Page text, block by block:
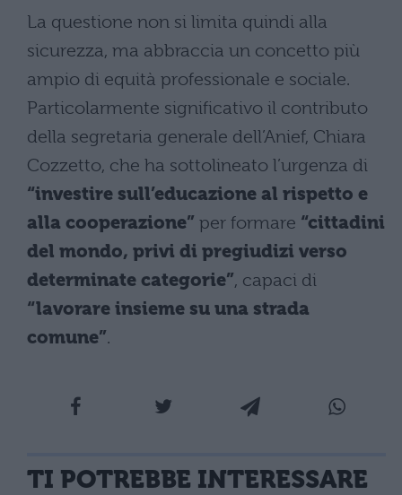
La questione non si limita quindi alla
sicurezza, ma abbraccia un concetto più
ampio di equità professionale e sociale.
Particolarmente significativo il contributo
della segretaria generale dell’Anief, Chiara
Cozzetto, che ha sottolineato l’urgenza di
“investire sull’educazione al rispetto e
alla cooperazione” per formare “cittadini
del mondo, privi di pregiudizi verso
determinate categorie”, capaci di
“lavorare insieme su una strada
comune”.
TI POTREBBE INTERESSARE